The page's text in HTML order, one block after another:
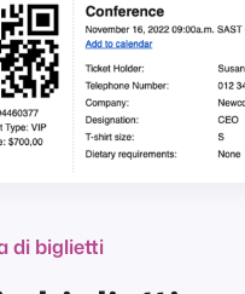
di biglietti